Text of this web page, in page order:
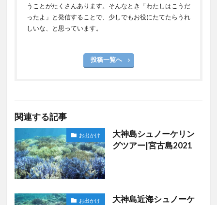
うことがたくさんあります。そんなとき「わたしはこうだ
ったよ」と発信することで、少しでもお役にたてたらうれ
しいな、と思っています。
投稿一覧へ
関連する記事
お出かけ
大神島シュノーケリン
グツアー|宮古島2021
お出かけ
大神島近海シュノーケ